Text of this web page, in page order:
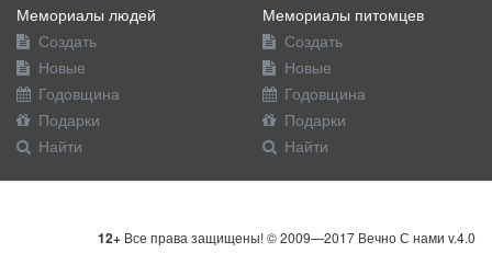
Мемориалы людей
Создать
Новые
Годовщина
Подарки
Найти
Мемориалы питомцев
Создать
Новые
Годовщина
Подарки
Найти
12+ Все права защищены! © 2009—2017 Вечно С нами v.4.0